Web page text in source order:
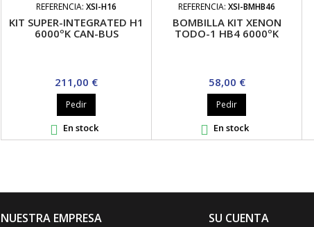
REFERENCIA: XSI-H16
KIT SUPER-INTEGRATED H1
6000ºK CAN-BUS
Precio
211,00 €
Pedir
 En stock
REFERENCIA: XSI-BMHB46
BOMBILLA KIT XENON
TODO-1 HB4 6000ºK
Precio
58,00 €
Pedir
 En stock
NUESTRA EMPRESA SU CUENTA